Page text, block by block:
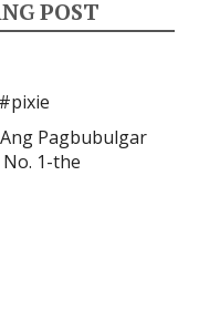
POST
Pagbubulgar
1-the